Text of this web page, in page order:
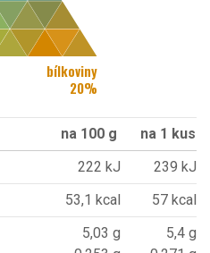
bílkoviny
20%
na 100 g
na 1 kus
222 kJ
239 kJ
53,1 kcal
57 kcal
5,03 g
5,4 g